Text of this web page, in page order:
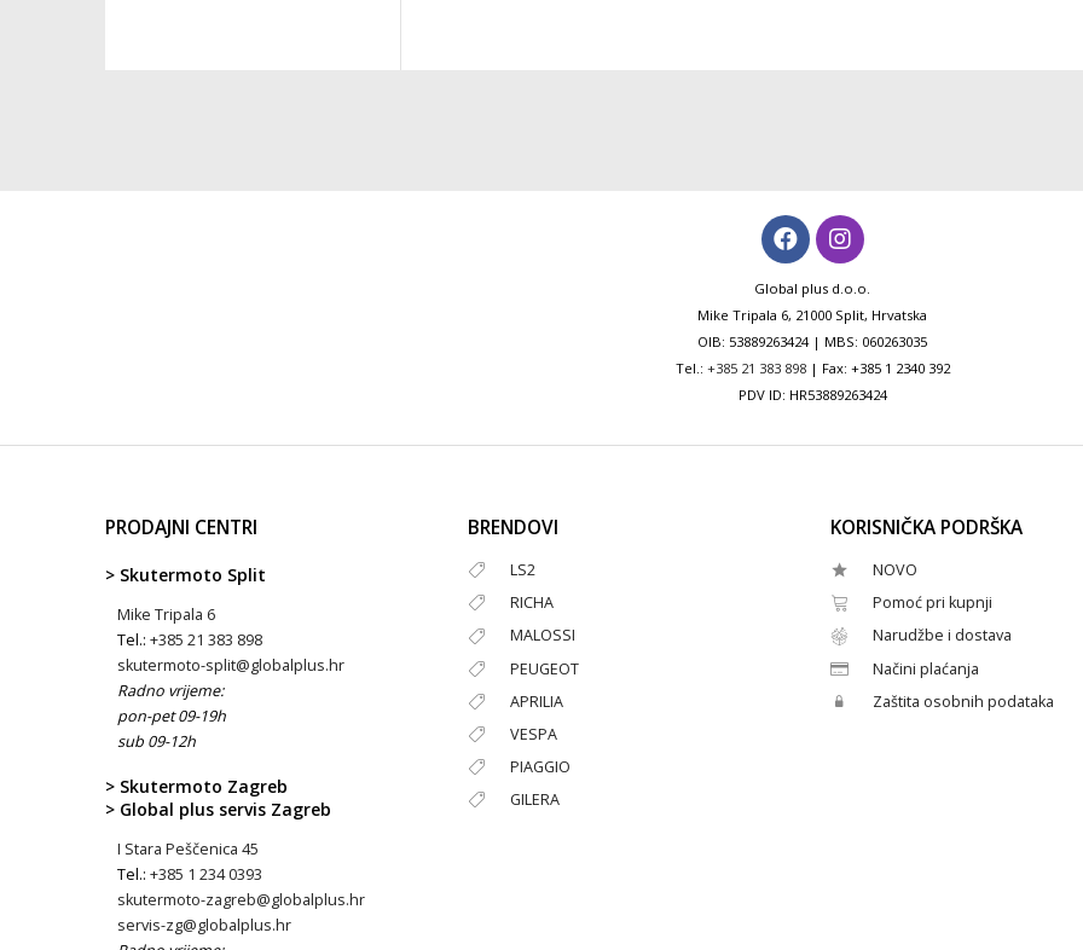
Global plus d.o.o.
Mike Tripala 6, 21000 Split, Hrvatska
OIB: 53889263424 | MBS: 060263035
Tel.: +385 21 383 898| Fax: +385 1 2340 392
PDV ID: HR53889263424
PRODAJNI CENTRI
> Skutermoto Split
Mike Tripala 6
Tel.: +385 21 383 898
skutermoto-split@globalplus.hr
Radno vrijeme:
pon-pet 09-19h
sub 09-12h
> Skutermoto Zagreb
> Global plus servis Zagreb
I Stara Peščenica 45
Tel.: +385 1 234 0393
skutermoto-zagreb@globalplus.hr
servis-zg@globalplus.hr
BRENDOVI
LS2
RICHA
MALOSSI
PEUGEOT
APRILIA
VESPA
PIAGGIO
GILERA
KORISNIČKA PODRŠKA
NOVO
Pomoć pri kupnji
Narudžbe i dostava
Načini plaćanja
Zaštita osobnih podataka